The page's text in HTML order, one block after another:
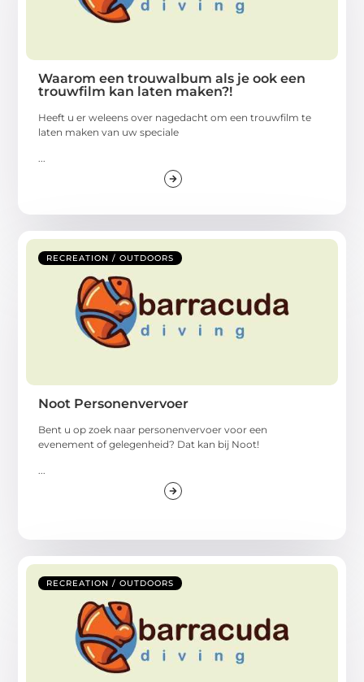
Waarom een trouwalbum als je ook een
trouwfilm kan laten maken?!
Heeft u er weleens over nagedacht om een trouwfilm te
laten maken van uw speciale
...
RECREATION / OUTDOORS
Noot Personenvervoer
Bent u op zoek naar personenvervoer voor een
evenement of gelegenheid? Dat kan bij Noot!
...
RECREATION / OUTDOORS